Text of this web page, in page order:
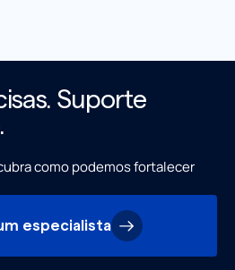
Suporte
como podemos fortalecer
especialista